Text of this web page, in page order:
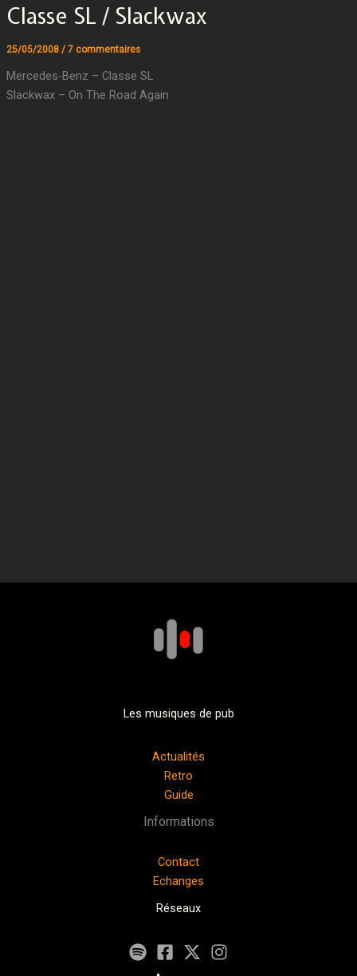
Classe SL / Slackwax
25/05/2008 / 7 commentaires
Mercedes-Benz – Classe SL
Slackwax – On The Road Again
Les musiques de pub
Actualités
Retro
Guide
Informations
Contact
Echanges
Réseaux